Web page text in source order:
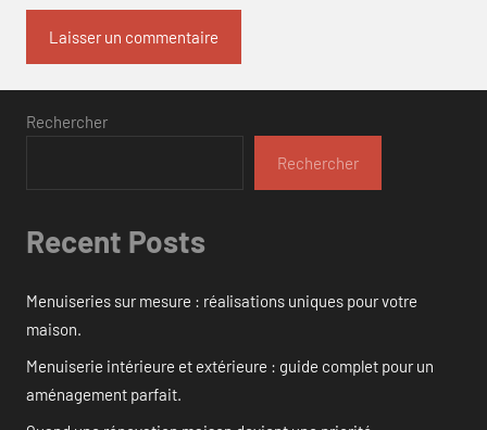
Rechercher
Rechercher
Recent Posts
Menuiseries sur mesure : réalisations uniques pour votre
maison.
Menuiserie intérieure et extérieure : guide complet pour un
aménagement parfait.